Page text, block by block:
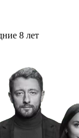
8 лет